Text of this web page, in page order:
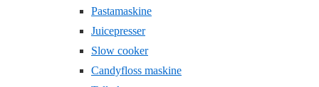
Pastamaskine
Juicepresser
Slow cooker
Candyfloss maskine